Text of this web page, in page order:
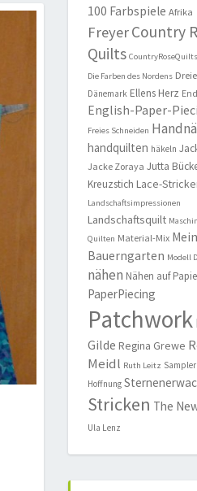
100 Farbspiele Afrika
FreyerCountry
Quilts CountryRoseQuilts
Die Farben des Nordens
Dänemark Ellens Herz
English-Paper-
Freies Schneiden
handquilten häkeln
Jacke Zoraya Jutta
Kreuzstich Lace-
Landschaftsimpressionen
Landschaftsquilt
Quilten Material-Mix Mein
Bauerngarten Modell
nähen Nähen auf
PaperPiecing
Patchwork
Gilde Regina Grewe
Meidl Ruth Leitz Sampler
Hoffnung
Stricken The
Ula Lenz